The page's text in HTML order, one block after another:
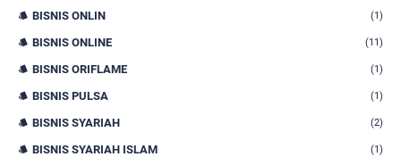
BISNIS ONLIN (1)
BISNIS ONLINE (11)
BISNIS ORIFLAME (1)
BISNIS PULSA (1)
BISNIS SYARIAH (2)
BISNIS SYARIAH ISLAM (1)